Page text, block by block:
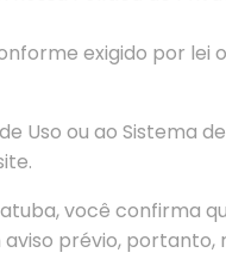
exigido por lei
Uso ou ao Sistema
você confirma
prévio,